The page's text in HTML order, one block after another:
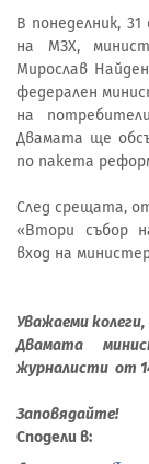
В понеделник,
на МЗХ,
Мирослав
федерален
на
Двамата ще
по пакета
След срещата,
«Втори събор
вход на
Уважаеми колеги,
Двамата
журналисти от
Заповядайте!
Сподели в: